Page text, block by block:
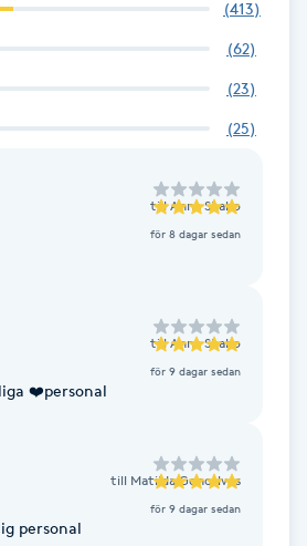
(413)
(62)
(23)
(25)
till Anna Shabo
för 8 dagar sedan
till Anna Shabo
för 9 dagar sedan
❤️personal
till Matilda Goncalves
för 9 dagar sedan
personal